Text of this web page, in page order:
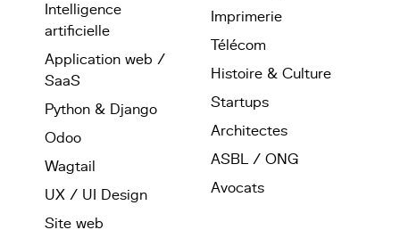
Intelligence
artificielle
Application web /
SaaS
Python & Django
Odoo
Wagtail
UX / UI Design
Site web
Imprimerie
Télécom
Histoire & Culture
Startups
Architectes
ASBL / ONG
Avocats